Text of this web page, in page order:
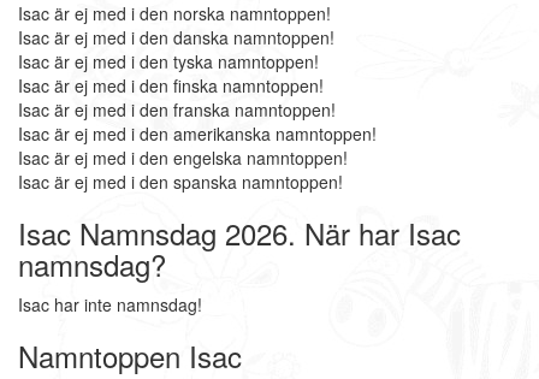
Isac är ej med i den norska namntoppen!
Isac är ej med i den danska namntoppen!
Isac är ej med i den tyska namntoppen!
Isac är ej med i den finska namntoppen!
Isac är ej med i den franska namntoppen!
Isac är ej med i den amerikanska namntoppen!
Isac är ej med i den engelska namntoppen!
Isac är ej med i den spanska namntoppen!
Isac Namnsdag 2026. När har Isac
namnsdag?
Isac har inte namnsdag!
Namntoppen Isac